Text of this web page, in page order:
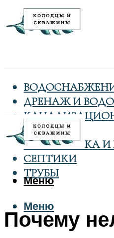
ДРЕНАЖ И
КОЛОДЦЫ
САНТЕХНИКА И
СЕПТИКИ
ТРУБЫ
Меню
Меню
Почему